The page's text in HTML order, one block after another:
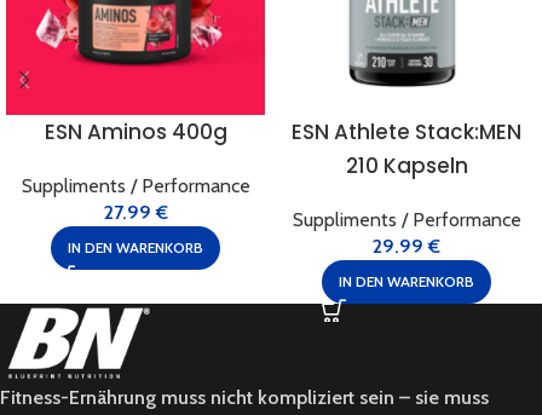
ESN Aminos 400g
Suppliments / Performance
27.99€
IN DEN WARENKORB
ESN Athlete Stack:MEN
210 Kapseln
Suppliments / Performance
29.99€
IN DEN WARENKORB
Fitness-Ernährung muss nicht kompliziert sein – sie muss